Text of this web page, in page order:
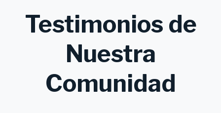
Testimonios de
Nuestra
Comunidad